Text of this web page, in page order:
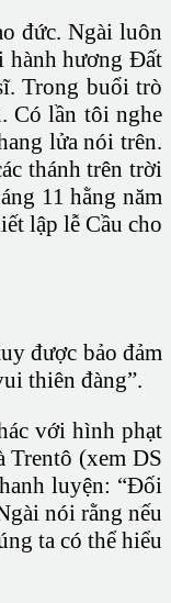
đức. Ngài luôn
hành hương Đất
Trong buổi trò
Có lần tôi nghe
lửa nói trên.
thánh trên trời
11 hằng năm
lập lễ Cầu cho
được bảo đảm
thiên đàng”.
với hình phạt
Trentô (xem DS
luyện: “Đối
nói rằng nếu
ta có thể hiểu